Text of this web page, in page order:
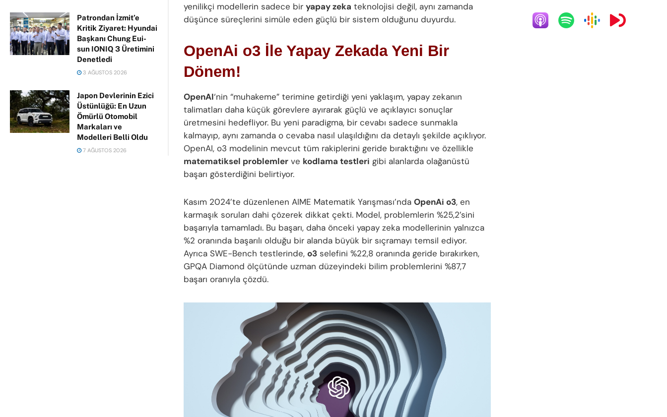
Patrondan İzmit’e
Kritik Ziyaret: Hyundai
Başkanı Chung Eui-
sun IONIQ 3 Üretimini
Denetledi
3 AĞUSTOS 2026
Japon Devlerinin Ezici
Üstünlüğü: En Uzun
Ömürlü Otomobil
Markaları ve
Modelleri Belli Oldu
7 AĞUSTOS 2026
yenilikçi modellerin sadece bir yapay zeka teknolojisi değil, aynı zamanda
düşünce süreçlerini simüle eden güçlü bir sistem olduğunu duyurdu.
OpenAi o3 İle Yapay Zekada Yeni Bir
Dönem!
OpenAI‘nin “muhakeme” terimine getirdiği yeni yaklaşım, yapay zekanın
talimatları daha küçük görevlere ayırarak güçlü ve açıklayıcı sonuçlar
üretmesini hedefliyor. Bu yeni paradigma, bir cevabı sadece sunmakla
kalmayıp, aynı zamanda o cevaba nasıl ulaşıldığını da detaylı şekilde açıklıyor.
OpenAI, o3 modelinin mevcut tüm rakiplerini geride bıraktığını ve özellikle
matematiksel problemler ve kodlama testleri gibi alanlarda olağanüstü
başarı gösterdiğini belirtiyor.
Kasım 2024’te düzenlenen AIME Matematik Yarışması’nda OpenAi o3, en
karmaşık soruları dahi çözerek dikkat çekti. Model, problemlerin %25,2’sini
başarıyla tamamladı. Bu başarı, daha önceki yapay zeka modellerinin yalnızca
%2 oranında başarılı olduğu bir alanda büyük bir sıçramayı temsil ediyor.
Ayrıca SWE-Bench testlerinde, o3 selefini %22,8 oranında geride bırakırken,
GPQA Diamond ölçütünde uzman düzeyindeki bilim problemlerini %87,7
başarı oranıyla çözdü.